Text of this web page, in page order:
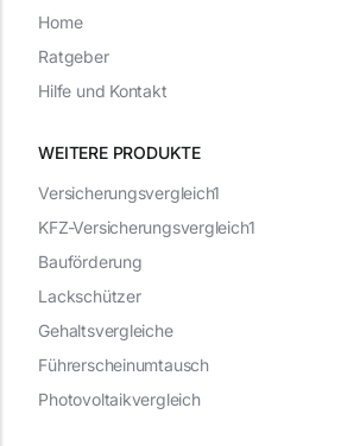
WEITERE PRODUKTE
Versicherungsvergleich1
KFZ-Versicherungsvergleich1
Bauförderung
Lackschützer
Gehaltsvergleiche
Führerscheinumtausch
Photovoltaikvergleich
Home
Ratgeber
Hilfe und Kontakt